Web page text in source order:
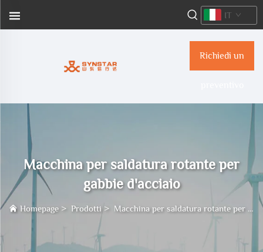
Richiedi un
IT
Macchina per saldatura rotante per
gabbie d'acciaio
Homepage > Prodotti> Macchina per saldatura rotante per gabbie d'acciaio